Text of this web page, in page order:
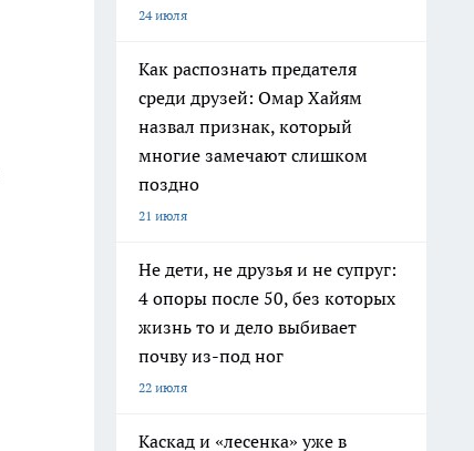
24 июля
Как распознать предателя
среди друзей: Омар Хайям
назвал признак, который
многие замечают слишком
поздно
21 июля
Не дети, не друзья и не супруг:
4 опоры после 50, без которых
жизнь то и дело выбивает
почву из-под ног
22 июля
Каскад и «лесенка» уже в